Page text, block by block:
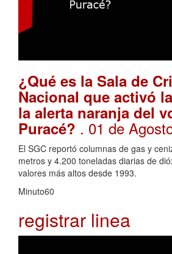
¿Qué es la Sala de
Nacional que activó
la alerta naranja del
Puracé? . 01 de
El SGC reportó columnas de gas y
metros y 4.200 toneladas diarias de
valores más altos desde 1993.
Minuto60
registrar linea